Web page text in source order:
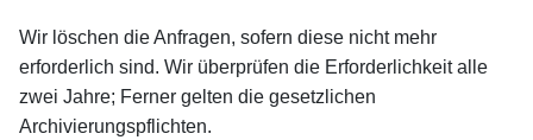
Wir löschen die Anfragen, sofern diese nicht mehr
erforderlich sind. Wir überprüfen die Erforderlichkeit alle
zwei Jahre; Ferner gelten die gesetzlichen
Archivierungspflichten.